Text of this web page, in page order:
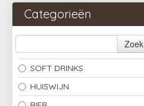
RESERVATIES
BESTELLEN
ALL YOU CAN EAT
LOGIN
Categorieën
Zoek
SOFT DRINKS
HUISWIJN